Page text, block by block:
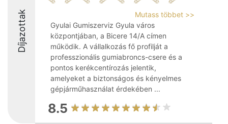
Díjazottak
Mutass többet >>
Gyulai Gumiszerviz Gyula város
központjában, a Bicere 14/A címen
működik. A vállalkozás fő profilját a
professzionális gumiabroncs-csere és a
pontos kerékcentírozás jelentik,
amelyeket a biztonságos és kényelmes
gépjárműhasználat érdekében ...
8.5